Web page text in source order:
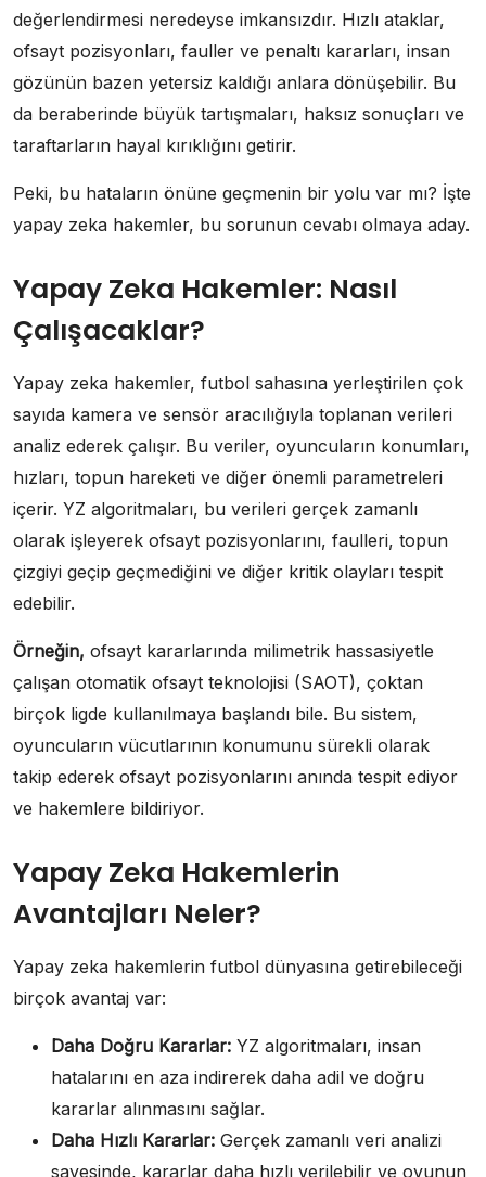
değerlendirmesi neredeyse imkansızdır. Hızlı ataklar,
ofsayt pozisyonları, fauller ve penaltı kararları, insan
gözünün bazen yetersiz kaldığı anlara dönüşebilir. Bu
da beraberinde büyük tartışmaları, haksız sonuçları ve
taraftarların hayal kırıklığını getirir.
Peki, bu hataların önüne geçmenin bir yolu var mı? İşte
yapay zeka hakemler, bu sorunun cevabı olmaya aday.
Yapay Zeka Hakemler: Nasıl
Çalışacaklar?
Yapay zeka hakemler, futbol sahasına yerleştirilen çok
sayıda kamera ve sensör aracılığıyla toplanan verileri
analiz ederek çalışır. Bu veriler, oyuncuların konumları,
hızları, topun hareketi ve diğer önemli parametreleri
içerir. YZ algoritmaları, bu verileri gerçek zamanlı
olarak işleyerek ofsayt pozisyonlarını, faulleri, topun
çizgiyi geçip geçmediğini ve diğer kritik olayları tespit
edebilir.
Örneğin, ofsayt kararlarında milimetrik hassasiyetle
çalışan otomatik ofsayt teknolojisi (SAOT), çoktan
birçok ligde kullanılmaya başlandı bile. Bu sistem,
oyuncuların vücutlarının konumunu sürekli olarak
takip ederek ofsayt pozisyonlarını anında tespit ediyor
ve hakemlere bildiriyor.
Yapay Zeka Hakemlerin
Avantajları Neler?
Yapay zeka hakemlerin futbol dünyasına getirebileceği
birçok avantaj var:
Daha Doğru Kararlar: YZ algoritmaları, insan
hatalarını en aza indirerek daha adil ve doğru
kararlar alınmasını sağlar.
Daha Hızlı Kararlar: Gerçek zamanlı veri analizi
sayesinde, kararlar daha hızlı verilebilir ve oyunun